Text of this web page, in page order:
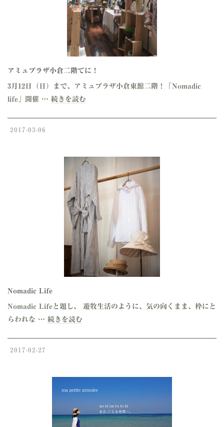
アミュプラザ小倉二階てに！
3月12日（日）まで、アミュプラザ小倉東館二階！「Nomadic
life」開催 … 続きを読む
2017-03-06
Nomadic Life
Nomadic Lifeと題し、 遊牧生活のように、気の向くまま、枠にと
らわれな … 続きを読む
2017-02-27